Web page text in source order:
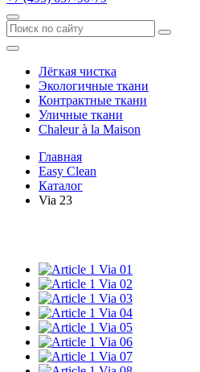
Лёгкая чистка
Экологичные ткани
Контрактные ткани
Уличные ткани
Сhaleur à la Maison
Главная
Easy Clean
Каталог
Via 23
Via 01
Via 02
Via 03
Via 04
Via 05
Via 06
Via 07